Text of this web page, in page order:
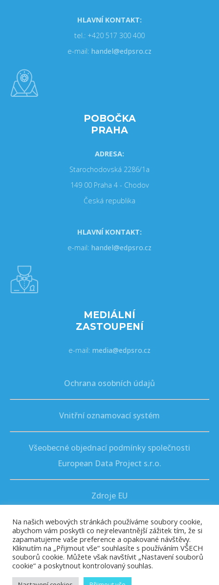
HLAVNÍ KONTAKT:
tel.: +420 517 300 400
e-mail: handel@edpsro.cz
POBOČKA
PRAHA
ADRESA:
Starochodovská 2286/1a
149 00 Praha 4 - Chodov
Česká republika
HLAVNÍ KONTAKT:
e-mail: handel@edpsro.cz
MEDIÁLNÍ
ZASTOUPENÍ
e-mail: media@edpsro.cz
Ochrana osobních údajů
Vnitřní oznamovací systém
Všeobecné objednací podmínky společnosti
European Data Project s.r.o.
Zdroje EU
O NÁS PRODUKTY NOVINKY
Na našich webových stránkách používáme soubory cookie,
abychom vám poskytli co nejrelevantnější zážitek tím, že si
zapamatujeme vaše preference a opakované návštěvy.
Kliknutím na „Přijmout vše“ souhlasíte s používáním VŠECH
souborů cookie. Můžete však navštívit „Nastavení souborů
cookie“ a poskytnout kontrolovaný souhlas.